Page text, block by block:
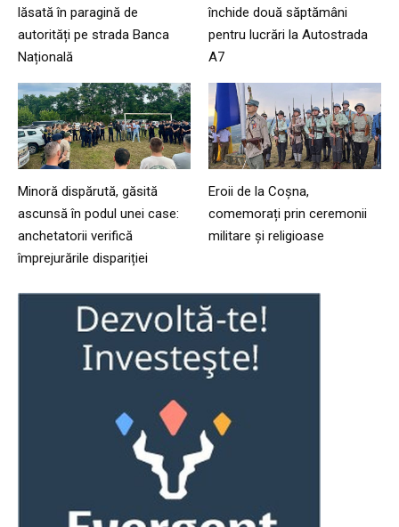
lăsată în paragină de
autorități pe strada Banca
Națională
închide două săptămâni
pentru lucrări la Autostrada
A7
Minoră dispărută, găsită
ascunsă în podul unei case:
anchetatorii verifică
împrejurările dispariției
Eroii de la Coșna,
comemorați prin ceremonii
militare și religioase